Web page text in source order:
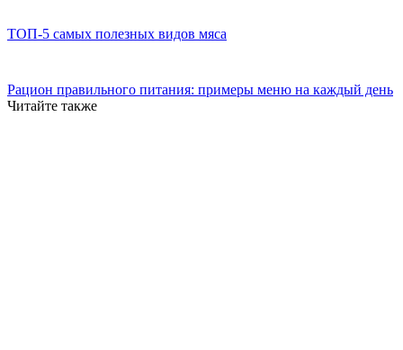
ТОП-5 самых полезных видов мяса
Рацион правильного питания: примеры меню на каждый день
Читайте также